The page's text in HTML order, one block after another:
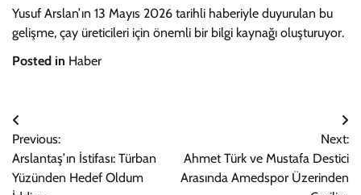
Yusuf Arslan’ın 13 Mayıs 2026 tarihli haberiyle duyurulan bu
gelişme, çay üreticileri için önemli bir bilgi kaynağı oluşturuyor.
Posted in Haber
Yazı
gezinmesi
Previous:
Arslantaş’ın İstifası: Türban
Yüzünden Hedef Oldum
Next:
Ahmet Türk ve Mustafa Destici
Arasında Amedspor Üzerinden